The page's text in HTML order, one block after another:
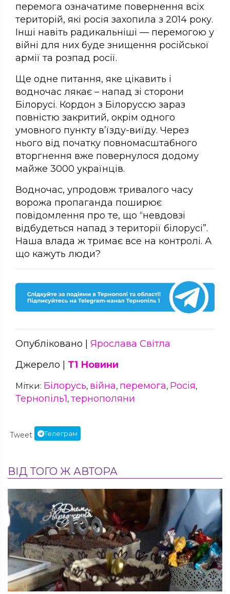
перемога означатиме повернення всіх
територій, які росія захопила з 2014 року.
Інші навіть радикальніші — перемогою у
війні для них буде знищення російської
армії та розпад росії.
Ще одне питання, яке цікавить і
водночас лякає – напад зі сторони
Білорусі. Кордон з Білоруссю зараз
повністю закритий, окрім одного
умовного пункту в’їзду-виїду. Через
нього від початку повномасштабного
вторгнення вже повернулося додому
майже 3000 українців.
Водночас, упродовж тривалого часу
ворожа пропаганда поширює
повідомлення про те, що “невдовзі
відбудеться напад з території білорусі”.
Наша влада ж тримає все на контролі. А
що кажуть люди?
Опубліковано | Ярослава Світла
Джерело | Т1 Новини
Мітки: Білорусь, війна, перемога, Росія,
Тернопіль1, тернополяни
Tweet Телеграм
ВІД ТОГО Ж АВТОРА